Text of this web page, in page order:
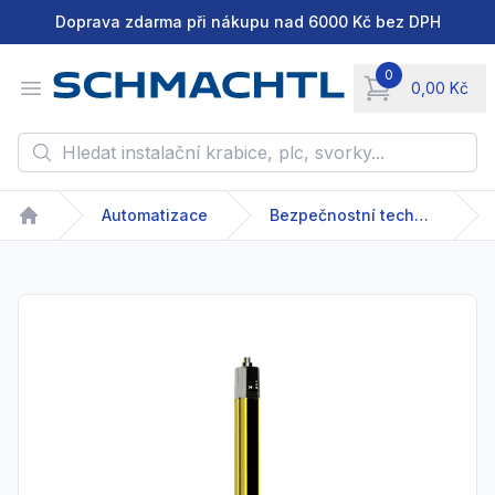
Doprava zdarma při nákupu nad 6000 Kč bez DPH
Open menu
0
0,00 Kč
items in cart,
Hledat instalační krabice, plc, svorky...
Home
Automatizace Bezpečnostní technika